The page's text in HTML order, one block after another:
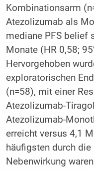
Kombinationsarm
Atezolizumab als
mediane PFS belief
Monate (HR 0,58;
Hervorgehoben
exploratorischen
(n=58), mit einer
Atezolizumab-
Atezolizumab-
erreicht versus 4,1
häufigsten durch
Nebenwirkung